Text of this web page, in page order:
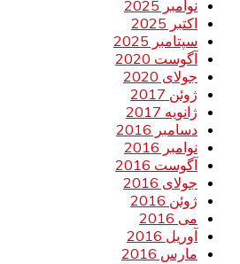
نوامبر 2025
اکتبر 2025
سپتامبر 2025
آگوست 2020
جولای 2020
ژوئن 2017
ژانویه 2017
دسامبر 2016
نوامبر 2016
آگوست 2016
جولای 2016
ژوئن 2016
می 2016
آوریل 2016
مارس 2016